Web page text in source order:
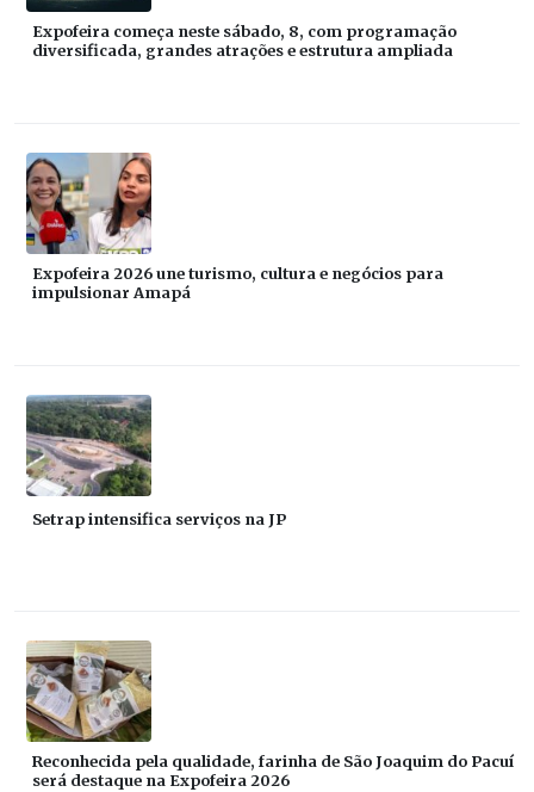
Expofeira começa neste sábado, 8, com programação
diversificada, grandes atrações e estrutura ampliada
Expofeira 2026 une turismo, cultura e negócios para
impulsionar Amapá
Setrap intensifica serviços na JP
Reconhecida pela qualidade, farinha de São Joaquim do Pacuí
será destaque na Expofeira 2026